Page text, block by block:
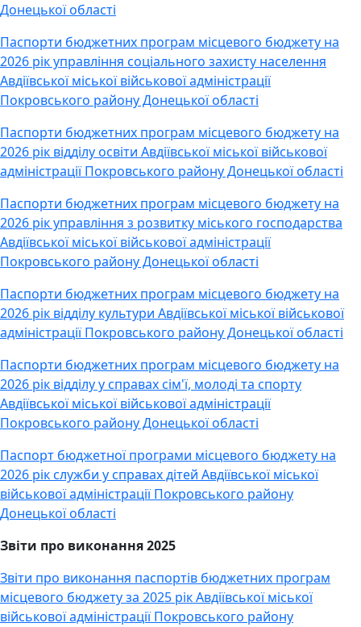
Донецької області
Паспорти бюджетних програм місцевого бюджету на
2026 рік управління соціального захисту населення
Авдіївської міської військової адміністрації
Покровського району Донецької області
Паспорти бюджетних програм місцевого бюджету на
2026 рік відділу освіти Авдіївської міської військової
адміністрації Покровського району Донецької області
Паспорти бюджетних програм місцевого бюджету на
2026 рік управління з розвитку міського господарства
Авдіївської міської військової адміністрації
Покровського району Донецької області
Паспорти бюджетних програм місцевого бюджету на
2026 рік відділу культури Авдіївської міської військової
адміністрації Покровського району Донецької області
Паспорти бюджетних програм місцевого бюджету на
2026 рік відділу у справах сім'ї, молоді та спорту
Авдіївської міської військової адміністрації
Покровського району Донецької області
Паспорт бюджетної програми місцевого бюджету на
2026 рік служби у справах дітей Авдіївської міської
військової адміністрації Покровського району
Донецької області
Звіти про виконання 2025
Звіти про виконання паспортів бюджетних програм
місцевого бюджету за 2025 рік Авдіївської міської
військової адміністрації Покровського району